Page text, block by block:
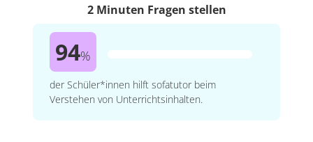
2 Minuten Fragen stellen
94%
der Schüler*innen hilft sofatutor beim
Verstehen von Unterrichtsinhalten.